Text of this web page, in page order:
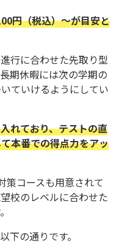
円（税込）～が目安と
行に合わせた先取り型
期休暇には次の学期の
ていけるようにしてい
れており、テストの直
本番での得点力をアッ
策コースも用意されて
校のレベルに合わせた
下の通りです。